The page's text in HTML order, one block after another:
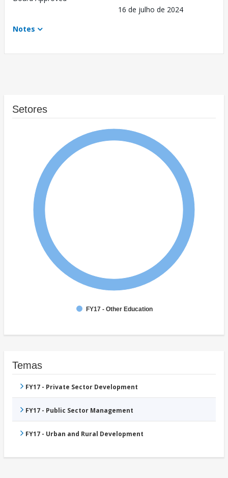
16 de julho de 2024
Notes
Setores
FY17 - Other Education
Temas
FY17 - Private Sector Development
FY17 - Public Sector Management
FY17 - Urban and Rural Development